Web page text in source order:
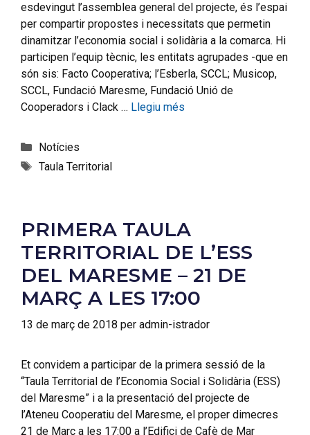
esdevingut l’assemblea general del projecte, és l’espai
per compartir propostes i necessitats que permetin
dinamitzar l’economia social i solidària a la comarca. Hi
participen l’equip tècnic, les entitats agrupades -que en
són sis: Facto Cooperativa; l’Esberla, SCCL; Musicop,
SCCL, Fundació Maresme, Fundació Unió de
Cooperadors i Clack … Llegiu més
Notícies
Taula Territorial
PRIMERA TAULA
TERRITORIAL DE L’ESS
DEL MARESME – 21 DE
MARÇ A LES 17:00
13 de març de 2018 per admin-istrador
Et convidem a participar de la primera sessió de la
“Taula Territorial de l’Economia Social i Solidària (ESS)
del Maresme” i a la presentació del projecte de
l’Ateneu Cooperatiu del Maresme, el proper dimecres
21 de Març a les 17:00 a l’Edifici de Cafè de Mar